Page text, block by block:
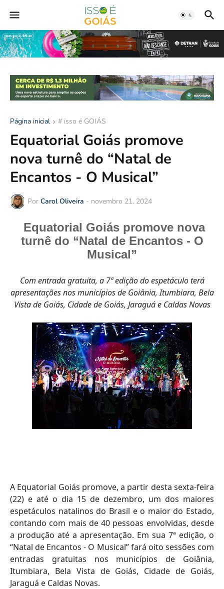
Página inicial # isso é GOIÁS
Equatorial Goiás promove
nova turnê do “Natal de
Encantos - O Musical”
Por Carol Oliveira - novembro 21, 2024
Equatorial Goiás promove nova
turnê do “Natal de Encantos - O
Musical”
Com entrada gratuita, a 7ª edição do espetáculo terá
apresentações nos municípios de Goiânia, Itumbiara, Bela
Vista de Goiás, Cidade de Goiás, Jaraguá e Caldas Novas
A Equatorial Goiás promove, a partir desta sexta-feira
(22) e até o dia 15 de dezembro, um dos maiores
espetáculos natalinos do Brasil e o maior do Estado,
contando com mais de 40 pessoas envolvidas, desde
a produção até a apresentação. Em sua 7ª edição, o
“Natal de Encantos - O Musical” fará oito sessões com
entradas gratuitas nos municípios de Goiânia,
Itumbiara, Bela Vista de Goiás, Cidade de Goiás,
Jaraguá e Caldas Novas.